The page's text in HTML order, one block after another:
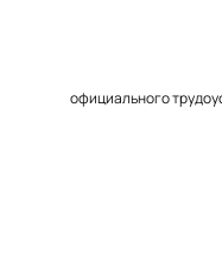
официального